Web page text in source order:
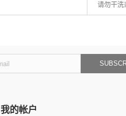
请勿干洗
我的帐户